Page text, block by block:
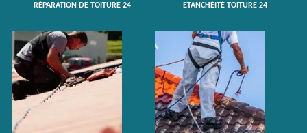
RÉPARATION DE TOITURE 24 ETANCHÉITÉ TOITURE 24